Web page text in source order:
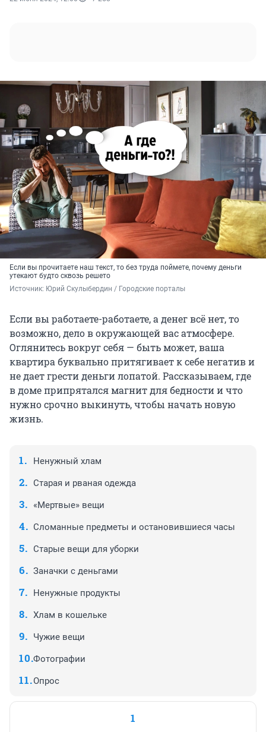
Если вы прочитаете наш текст, то без труда поймете, почему деньги
утекают будто сквозь решето
Источник: Юрий Скулыбердин / Городские порталы
Если вы работаете-работаете, а денег всё нет, то
возможно, дело в окружающей вас атмосфере.
Оглянитесь вокруг себя — быть может, ваша
квартира буквально притягивает к себе негатив и
не дает грести деньги лопатой. Рассказываем, где
в доме припрятался магнит для бедности и что
нужно срочно выкинуть, чтобы начать новую
жизнь.
Ненужный хлам
Старая и рваная одежда
«Мертвые» вещи
Сломанные предметы и остановившиеся часы
Старые вещи для уборки
Заначки с деньгами
Ненужные продукты
Хлам в кошельке
Чужие вещи
Фотографии
Опрос
1